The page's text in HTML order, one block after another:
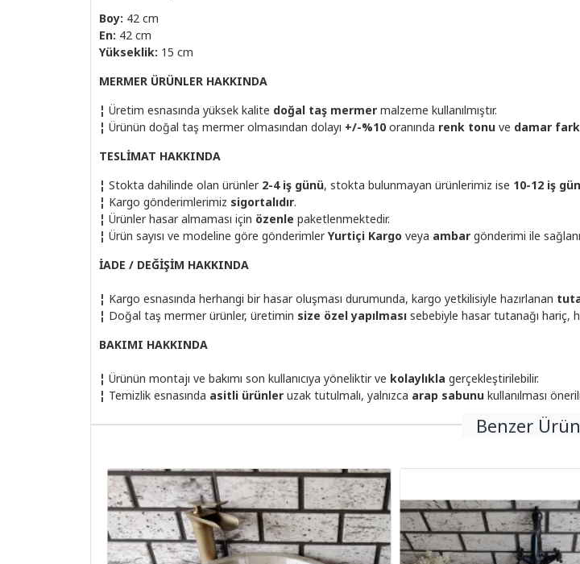
Benzer
Boy: 42 cm
En: 42 cm
Yükseklik: 15 cm
MERMER ÜRÜNLER HAKKINDA
¦ Üretim esnasında yüksek kalite doğal taş mermer malzeme kullanılmıştır.
¦ Ürünün doğal taş mermer olmasından dolayı +/-%10 oranında renk tonu ve damar
TESLİMAT HAKKINDA
¦ Stokta dahilinde olan ürünler 2-4 iş günü, stokta bulunmayan ürünlerimiz ise 10-12 iş
¦ Kargo gönderimlerimiz sigortalıdır.
¦ Ürünler hasar almaması için özenle paketlenmektedir.
¦ Ürün sayısı ve modeline göre gönderimlerYurtiçi Kargo veya ambar gönderimi ile
İADE / DEĞİŞİM HAKKINDA
¦ Kargo esnasında herhangi bir hasar oluşması durumunda, kargo yetkilisiyle hazırlanan
¦ Doğal taş mermer ürünler, üretimin size özel yapılması sebebiyle hasar tutanağı hariç,
BAKIMI HAKKINDA
¦ Ürünün montajı ve bakımı son kullanıcıya yöneliktir ve kolaylıkla gerçekleştirilebilir.
¦ Temizlik esnasında asitli ürünler uzak tutulmalı, yalnızca arap sabunu kullanılması